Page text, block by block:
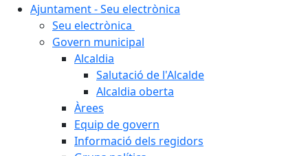
Ajuntament - Seu electrònica
Seu electrònica
Govern municipal
Alcaldia
Salutació de l'Alcalde
Alcaldia oberta
Àrees
Equip de govern
Informació dels regidors